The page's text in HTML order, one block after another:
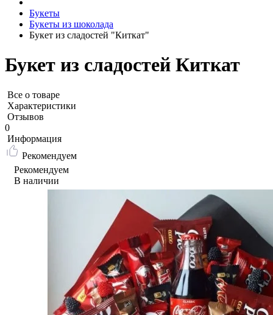
Букеты
Букеты из шоколада
Букет из сладостей "Киткат"
Букет из сладостей Киткат
Все о товаре
Характеристики
Отзывов
0
Информация
Рекомендуем
Рекомендуем
В наличии